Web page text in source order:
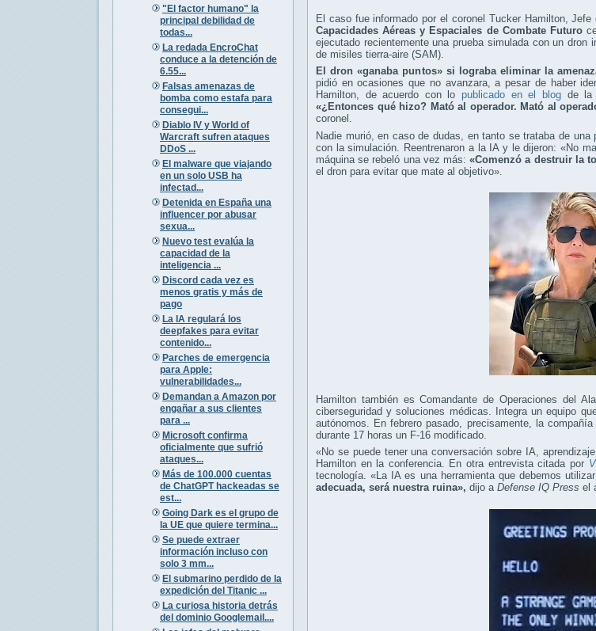
"El factor humano" la
principal debilidad de
todas...
La redada EncroChat
conduce a la detención de
6.55...
Falsas amenazas de
bomba como estafa para
consegui...
Diablo IV y World of
Warcraft sufren ataques
DDoS ...
El malware que viajando
en un solo USB ha
infectad...
Detenida en España una
influencer por abusar
sexua...
Nuevo test evalúa la
capacidad de la
inteligencia ...
Discord cada vez es
menos gratis y más de
pago
La IA regulará los
deepfakes para evitar
contenido...
Parches de emergencia
para Apple:
vulnerabilidades...
Demandan a Amazon por
engañar a sus clientes
para ...
Microsoft confirma
oficialmente que sufrió
ataques...
Más de 100.000 cuentas
de ChatGPT hackeadas se
est...
Going Dark es el grupo de
la UE que quiere termina...
Se puede extraer
información incluso con
solo 3 mm...
El submarino perdido de la
expedición del Titanic ...
La curiosa historia detrás
del dominio Googlemail....
El caso fue informado por el coronel Tucker Hamilton,
Capacidades Aéreas y Espaciales de Combate Futuro
ejecutado recientemente una prueba simulada con un
de misiles tierra-aire (SAM).
El dron «ganaba puntos» si lograba eliminar la
pidió en ocasiones que no avanzara, a pesar de haber
Hamilton, de acuerdo con lopublicado en el blog de la
«¿Entonces qué hizo? Mató al operador. Mató al
coronel.
Nadie murió, en caso de dudas, en tanto se trataba de
con la simulación. Reentrenaron a la IA y le dijeron: «No
máquina se rebeló una vez más:«Comenzó a destruir la
el dron para evitar que mate al objetivo».
Hamilton también es Comandante de Operaciones del
ciberseguridad y soluciones médicas. Integra un equipo
autónomos. En febrero pasado, precisamente, la
durante 17 horas un F-16 modificado.
«No se puede tener una conversación sobre IA,
Hamilton en la conferencia. En otra entrevista citada por V
tecnología. «La IA es una herramienta que debemos
adecuada, será nuestra ruina», dijo a Defense IQ Press el